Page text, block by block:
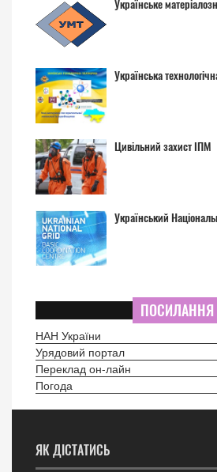
Українське
Українська
Цивільний захист ІПМ
Український
ПОСИЛАННЯ
НАН України
Урядовий портал
Переклад он-лайн
Погода
ЯК ДІСТАТИСЬ